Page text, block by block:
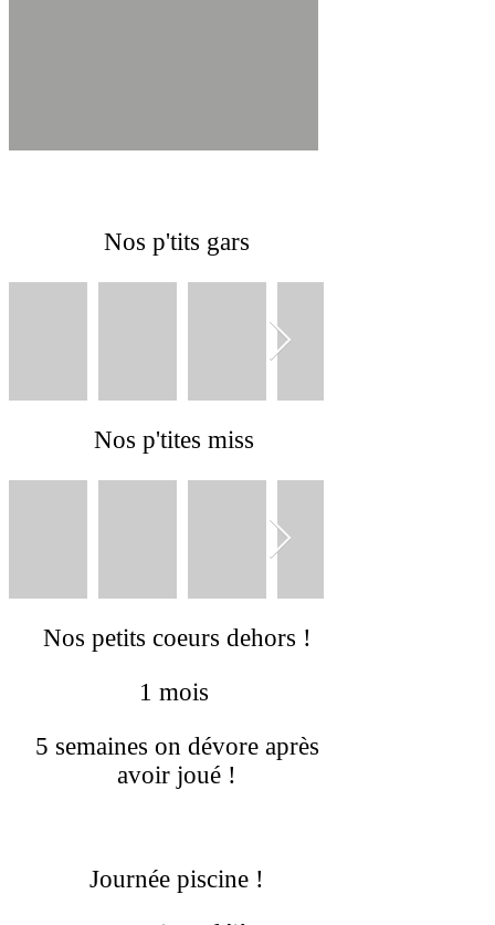
Nos p'tits gars
Nos p'tites miss
Nos petits coeurs dehors !
1 mois
5 semaines on dévore après
avoir joué !
Journée piscine !